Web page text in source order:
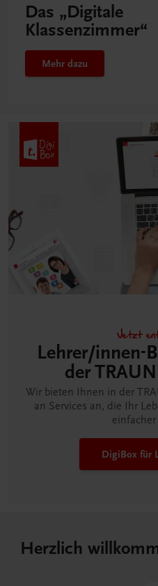
Das „Digitale
Klassenzimmer“
Mehr dazu
Jetzt
Lehrer/innen-
der
Wir bieten Ihnen in der
an Services an, die Ihr
DigiBox für
Herzlich